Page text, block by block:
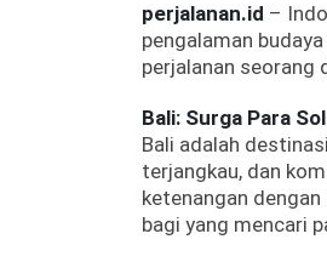
perjalanan.id –
pengalaman
perjalanan seorang
Bali: Surga Para
Bali adalah
terjangkau, dan
ketenangan
bagi yang mencari